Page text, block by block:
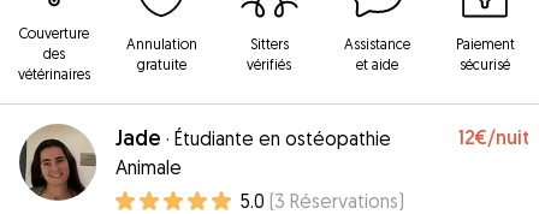
Couverture
des
vétérinaires
Annulation
gratuite
Sitters
vérifiés
Assistance
et aide
Paiement
sécurisé
Jade · Étudiante en ostéopathie
Animale
12€/nuit
5.0 (3 Réservations)